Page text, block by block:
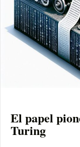
El papel
Turing